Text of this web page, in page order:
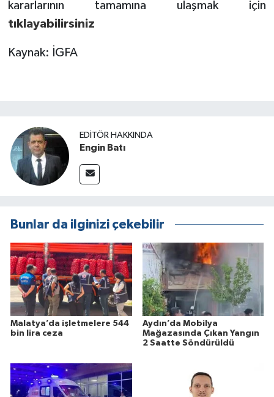
kararlarının tamamına ulaşmak için
tıklayabilirsiniz
Kaynak: İGFA
EDITÖR HAKKINDA
Engin Batı
Bunlar da ilginizi çekebilir
Malatya’da işletmelere 544
bin lira ceza
Aydın’da Mobilya
Mağazasında Çıkan Yangın
2 Saatte Söndürüldü